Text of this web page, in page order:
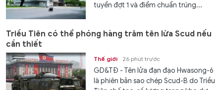
tuyển đợt 1 và điểm chuẩn trúng...
Triều Tiên có thể phóng hàng trăm tên lửa Scud nếu
cần thiết
Thế giới 26 phút trước
GD&TĐ - Tên lửa đạn đạo Hwasong-6
là phiên bản sao chép Scud-B do Triều